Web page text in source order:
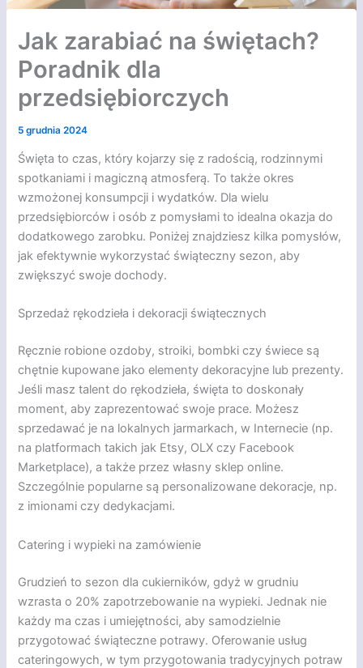
Jak zarabiać na świętach?
Poradnik dla
przedsiębiorczych
5 grudnia 2024
Święta to czas, który kojarzy się z radością, rodzinnymi
spotkaniami i magiczną atmosferą. To także okres
wzmożonej konsumpcji i wydatków. Dla wielu
przedsiębiorców i osób z pomysłami to idealna okazja do
dodatkowego zarobku. Poniżej znajdziesz kilka pomysłów,
jak efektywnie wykorzystać świąteczny sezon, aby
zwiększyć swoje dochody.
Sprzedaż rękodzieła i dekoracji świątecznych
Ręcznie robione ozdoby, stroiki, bombki czy świece są
chętnie kupowane jako elementy dekoracyjne lub prezenty.
Jeśli masz talent do rękodzieła, święta to doskonały
moment, aby zaprezentować swoje prace. Możesz
sprzedawać je na lokalnych jarmarkach, w Internecie (np.
na platformach takich jak Etsy, OLX czy Facebook
Marketplace), a także przez własny sklep online.
Szczególnie popularne są personalizowane dekoracje, np.
z imionami czy dedykacjami.
Catering i wypieki na zamówienie
Grudzień to sezon dla cukierników, gdyż w grudniu
wzrasta o 20% zapotrzebowanie na wypieki. Jednak nie
każdy ma czas i umiejętności, aby samodzielnie
przygotować świąteczne potrawy. Oferowanie usług
cateringowych, w tym przygotowania tradycyjnych potraw